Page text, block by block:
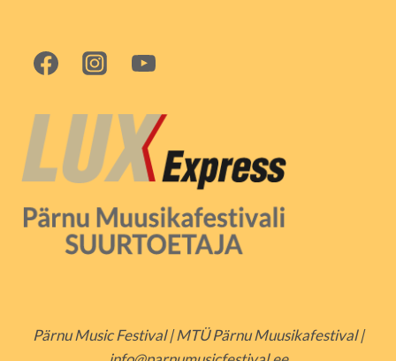
Pärnu Music Festival | MTÜ Pärnu Muusikafestival |